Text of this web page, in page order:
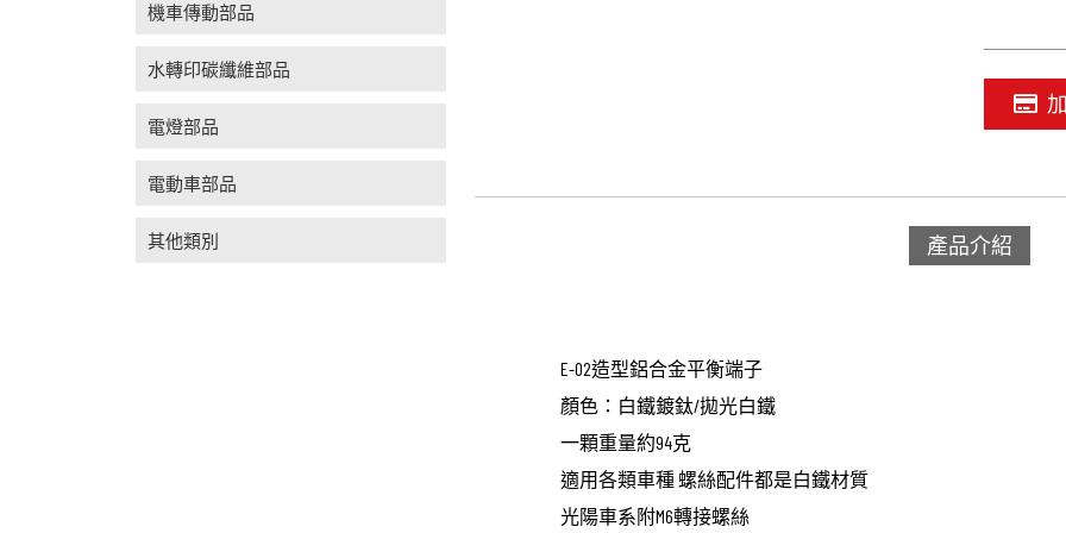
機車傳動部品
水轉印碳纖維部品
電燈部品
電動車部品
其他類別 產品介紹
E-02造型鋁合金平衡端子
顏色：白鐵鍍鈦/拋光白鐵
一顆重量約94克
適用各類車種 螺絲配件都是白鐵材質
光陽車系附M6轉接螺絲